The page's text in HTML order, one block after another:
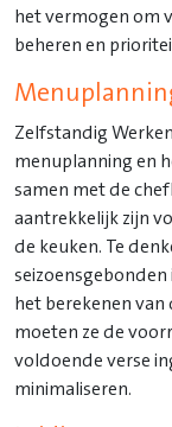
het vermogen om
beheren en
Zelfstandig
menuplanning en
samen met de
aantrekkelijk zijn
de keuken. Te
het berekenen
moeten ze de
voldoende verse
minimaliseren.